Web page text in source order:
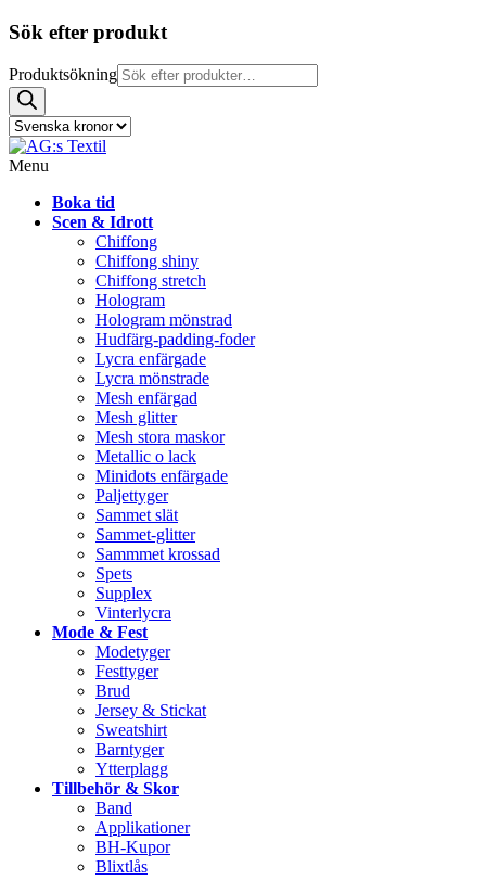
Sök efter produkt
Produktsökning
Menu
Boka tid
Scen & Idrott
Chiffong
Chiffong shiny
Chiffong stretch
Hologram
Hologram mönstrad
Hudfärg-padding-foder
Lycra enfärgade
Lycra mönstrade
Mesh enfärgad
Mesh glitter
Mesh stora maskor
Metallic o lack
Minidots enfärgade
Paljettyger
Sammet slät
Sammet-glitter
Sammmet krossad
Spets
Supplex
Vinterlycra
Mode & Fest
Modetyger
Festtyger
Brud
Jersey & Stickat
Sweatshirt
Barntyger
Ytterplagg
Tillbehör & Skor
Band
Applikationer
BH-Kupor
Blixtlås